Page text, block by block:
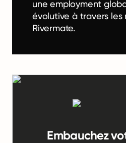
une employment
évolutive à travers les
Rivermate.
Embauchez